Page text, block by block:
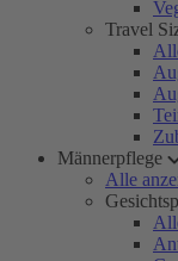
Travel
Männerpflege
Alle